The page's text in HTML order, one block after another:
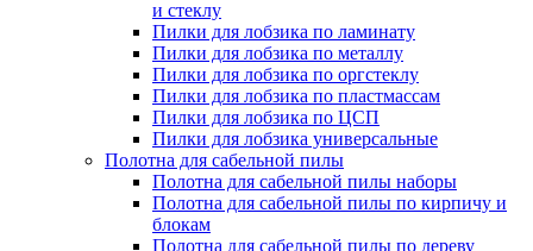
и стеклу
Пилки для лобзика по ламинату
Пилки для лобзика по металлу
Пилки для лобзика по оргстеклу
Пилки для лобзика по пластмассам
Пилки для лобзика по ЦСП
Пилки для лобзика универсальные
Полотна для сабельной пилы
Полотна для сабельной пилы наборы
Полотна для сабельной пилы по кирпичу и
блокам
Полотна для сабельной пилы по дереву